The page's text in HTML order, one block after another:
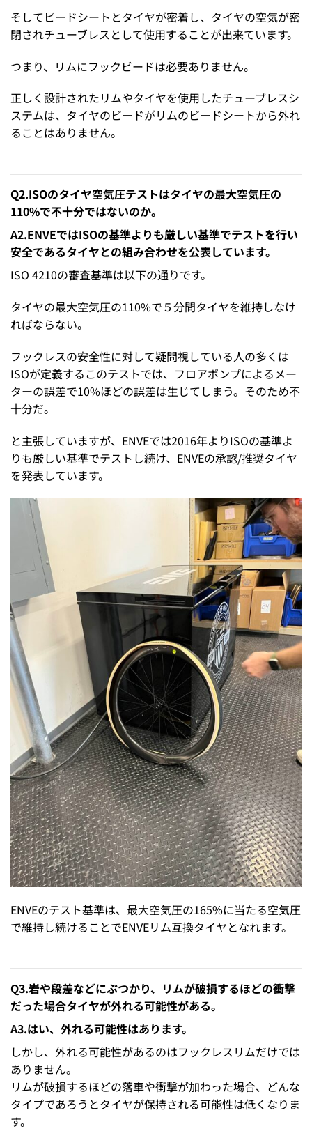
そしてビードシートとタイヤが密着し、タイヤの空気が密
閉されチューブレスとして使用することが出来ています。
つまり、リムにフックビードは必要ありません。
正しく設計されたリムやタイヤを使用したチューブレスシ
ステムは、タイヤのビードがリムのビードシートから外れ
ることはありません。
Q2.ISOのタイヤ空気圧テストはタイヤの最大空気圧の
110%で不十分ではないのか。
A2.ENVEではISOの基準よりも厳しい基準でテストを行い
安全であるタイヤとの組み合わせを公表しています。
ISO 4210の審査基準は以下の通りです。
タイヤの最大空気圧の110%で５分間タイヤを維持しなけ
ればならない。
フックレスの安全性に対して疑問視している人の多くは
ISOが定義するこのテストでは、フロアポンプによるメー
ターの誤差で10%ほどの誤差は生じてしまう。そのため不
十分だ。
と主張していますが、ENVEでは2016年よりISOの基準よ
りも厳しい基準でテストし続け、ENVEの承認/推奨タイヤ
を発表しています。
ENVEのテスト基準は、最大空気圧の165%に当たる空気圧
で維持し続けることでENVEリム互換タイヤとなれます。
Q3.岩や段差などにぶつかり、リムが破損するほどの衝撃
だった場合タイヤが外れる可能性がある。
A3.はい、外れる可能性はあります。
しかし、外れる可能性があるのはフックレスリムだけでは
ありません。
リムが破損するほどの落車や衝撃が加わった場合、どんな
タイプであろうとタイヤが保持される可能性は低くなりま
す。